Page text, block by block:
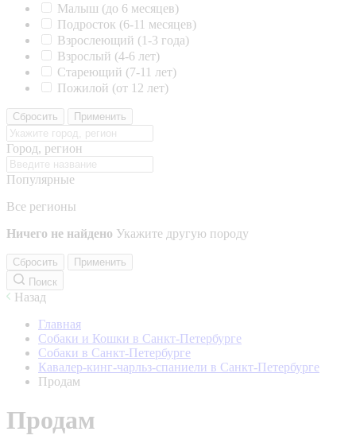
Малыш (до 6 месяцев)
Подросток (6-11 месяцев)
Взрослеющий (1-3 года)
Взрослый (4-6 лет)
Стареющий (7-11 лет)
Пожилой (от 12 лет)
Сбросить Применить
Город, регион
Популярные
Все регионы
Ничего не найдено Укажите другую породу
Сбросить
Применить
Поиск
Назад
Главная
Собаки и Кошки в Санкт-Петербурге
Собаки в Санкт-Петербурге
Кавалер-кинг-чарльз-спаниели в Санкт-Петербурге
Продам
Продам